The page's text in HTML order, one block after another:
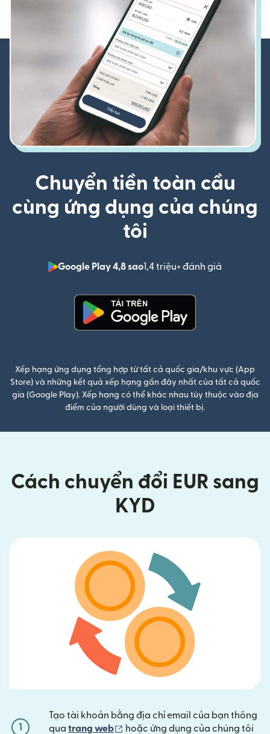
Chuyển tiền toàn cầu
cùng ứng dụng của chúng
tôi
Google Play 4,8 sao1,4 triệu+ đánh giá
Xếp hạng ứng dụng tổng hợp từ tất cả quốc gia/khu vực (App
Store) và những kết quả xếp hạng gần đây nhất của tất cả quốc
gia (Google Play). Xếp hạng có thể khác nhau tùy thuộc vào địa
điểm của người dùng và loại thiết bị.
Cách chuyển đổi EUR sang
KYD
1
Tạo tài khoản bằng địa chỉ email của bạn thông
qua trang web (mở trong cửa sổ mới)
hoặc ứng dụng của chúng tôi